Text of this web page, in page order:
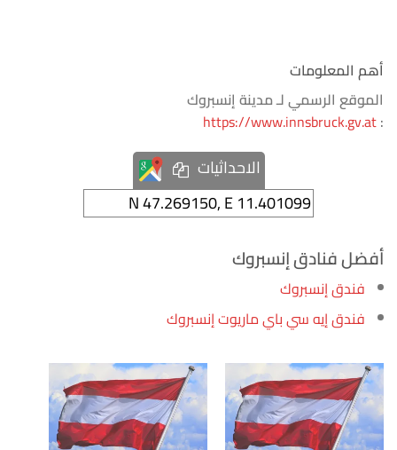
أهم المعلومات
الموقع الرسمي لـ مدينة إنسبروك
:
https://www.innsbruck.gv.at
الاحداثيات
أفضل فنادق إنسبروك
فندق إنسبروك
فندق إيه سي باي ماريوت إنسبروك